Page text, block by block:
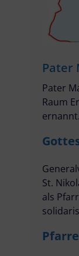
Pater
Pater
Raum
St.
als